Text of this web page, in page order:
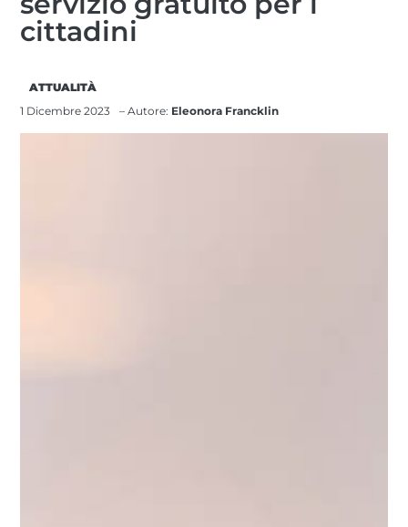
cittadini
ATTUALITÀ
1 Dicembre 2023
– Autore: Eleonora Francklin